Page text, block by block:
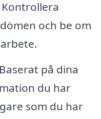
och be om
på dina
du har
som du har